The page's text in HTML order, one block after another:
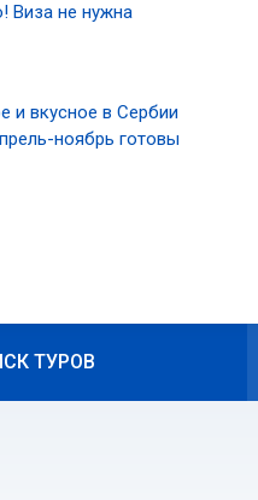
Виза не нужна
и вкусное в Сербии
ноябрь готовы
ТУРОВ